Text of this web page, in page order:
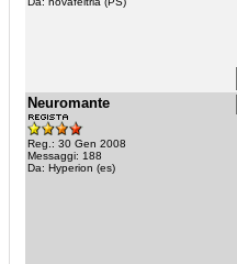
Neuromante
Reg.: 30 Gen 2008
Messaggi: 188
Da: Hyperion (es)